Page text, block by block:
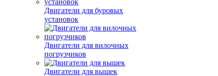
Двигатели для буровых
установок
Двигатели для вилочных
погрузчиков
Двигатели для вышек